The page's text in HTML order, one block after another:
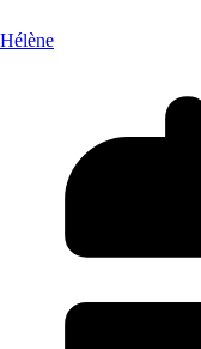
Hélène